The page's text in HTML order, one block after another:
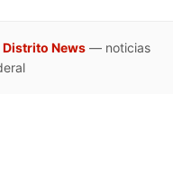
Distrito News— noticias